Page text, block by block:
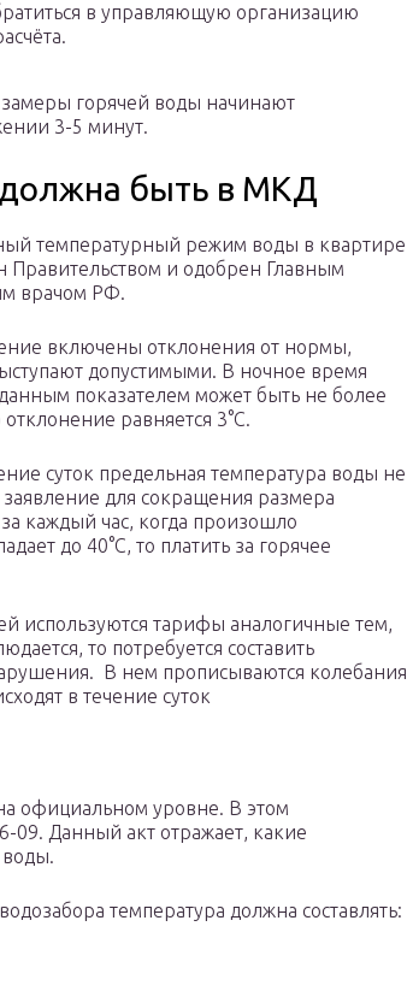
в управляющую организацию
замеры горячей воды начинают
3-5 минут.
быть в МКД
температурный режим воды в квартире
Правительством и одобрен Главным
врачом РФ.
включены отклонения от нормы,
допустимыми. В ночное время
показателем может быть не более
равняется 3°C.
суток предельная температура воды не
для сокращения размера
каждый час, когда произошло
до 40°C, то платить за горячее
используются тарифы аналогичные тем,
то потребуется составить
В нем прописываются колебания
в течение суток
официальном уровне. В этом
09. Данный акт отражает, какие
воды.
температура должна составлять: